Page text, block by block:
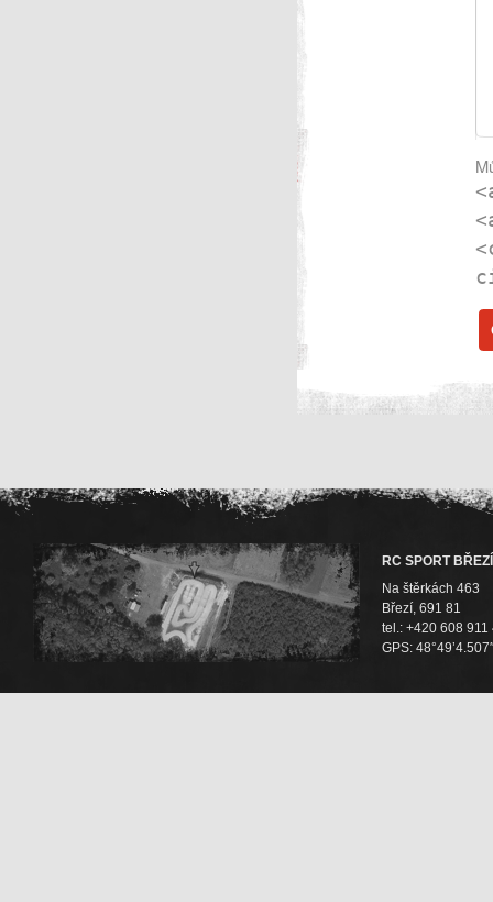
RC SPORT BŘEZÍ
Na štěrkách 463
Březí, 691 81
tel.: +420 608 911
GPS: